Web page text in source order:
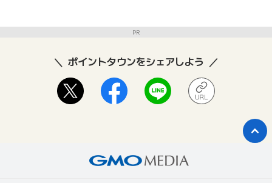
PR
ポイントタウンをシェアしよう